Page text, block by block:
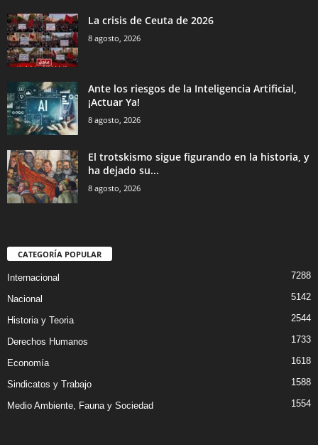
La crisis de Ceuta de 2026
8 agosto, 2026
Ante los riesgos de la Inteligencia Artificial,
¡Actuar Ya!
8 agosto, 2026
El trotskismo sigue figurando en la historia, y
ha dejado su...
8 agosto, 2026
CATEGORÍA POPULAR
Internacional 7288
Nacional 5142
Historia y Teoria 2544
Derechos Humanos 1733
Economía 1618
Sindicatos y Trabajo 1588
Medio Ambiente, Fauna y Sociedad 1554